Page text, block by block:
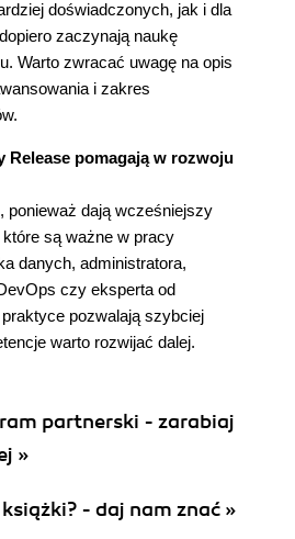
doświadczonych, jak i dla
zaczynają naukę
Warto zwracać uwagę na opis
i zakres
Release pomagają w rozwoju
ponieważ dają wcześniejszy
są ważne w pracy
danych, administratora,
czy eksperta od
pozwalają szybciej
warto rozwijać dalej.
partnerski - zarabiaj
»
- daj nam znać »